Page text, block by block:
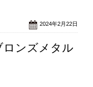
2024年2月22日
ンズメタル